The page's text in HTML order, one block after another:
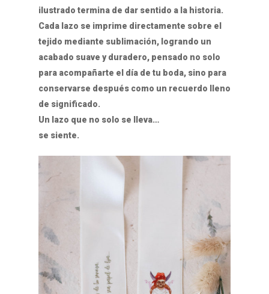
ilustrado termina de dar sentido a la historia.
Cada lazo se imprime directamente sobre el
tejido mediante sublimación, logrando un
acabado suave y duradero, pensado no solo
para acompañarte el día de tu boda, sino para
conservarse después como un recuerdo lleno
de significado.
Un lazo que no solo se lleva…
se siente.